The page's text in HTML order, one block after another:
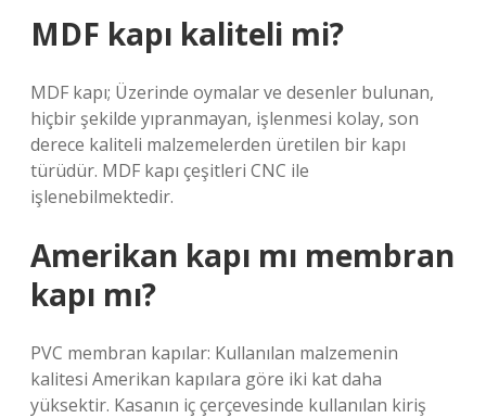
MDF kapı kaliteli mi?
MDF kapı; Üzerinde oymalar ve desenler bulunan,
hiçbir şekilde yıpranmayan, işlenmesi kolay, son
derece kaliteli malzemelerden üretilen bir kapı
türüdür. MDF kapı çeşitleri CNC ile
işlenebilmektedir.
Amerikan kapı mı membran
kapı mı?
PVC membran kapılar: Kullanılan malzemenin
kalitesi Amerikan kapılara göre iki kat daha
yüksektir. Kasanın iç çerçevesinde kullanılan kiriş